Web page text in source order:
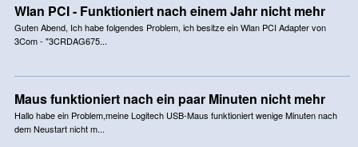
Wlan PCI - Funktioniert nach einem Jahr nicht mehr
Guten Abend, Ich habe folgendes Problem, ich besitze ein Wlan PCI Adapter von
3Com - "3CRDAG675...
Maus funktioniert nach ein paar Minuten nicht mehr
Hallo habe ein Problem,meine Logitech USB-Maus funktioniert wenige Minuten nach
dem Neustart nicht m...